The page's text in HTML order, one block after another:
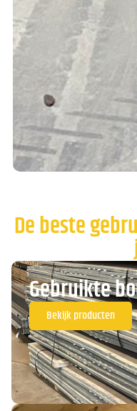
De beste
Gebruikte
Bekijk producten